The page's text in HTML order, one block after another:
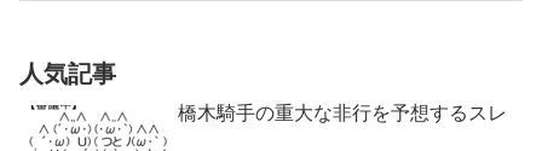
人気記事
橋木騎手の重大な非行を予想するスレ